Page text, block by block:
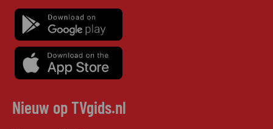
Nieuw op TVgids.nl